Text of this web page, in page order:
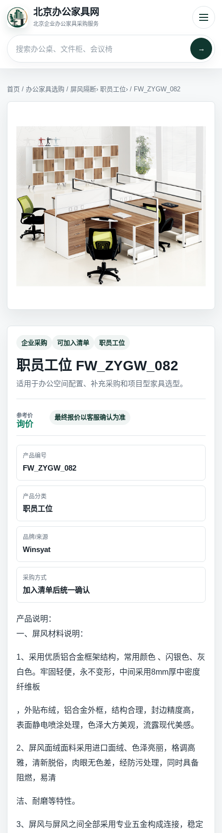
北京办公家具网
北京企业办公家具采购服务
→
首页 / 办公家具选购 / 屏风隔断› 职员工位› / FW_ZYGW_082
企业采购 可加入清单 职员工位
职员工位 FW_ZYGW_082
适用于办公空间配置、补充采购和项目型家具选型。
询价
最终报价以客服确认为准
产品编号
FW_ZYGW_082
产品分类
职员工位
品牌/来源
Winsyat
采购方式
加入清单后统一确认
产品说明：
一、屏风材料说明：
1、采用优质铝合金框架结构，常用颜色 、闪银色、灰
白色。牢固轻便，永不变形，中间采用8mm厚中密度
纤维板
，外贴布绒，铝合金外框，结构合理，封边精度高，
表面静电喷涂处理，色泽大方美观，流露现代美感。
2、屏风面绒面料采用进口面绒、色泽亮丽，格调高
雅，清新脱俗，肉眼无色差，经防污处理，同时具备
阻燃，易清
洁、耐磨等特性。
3、屏风与屏风之间全部采用专业五金构成连接，稳定